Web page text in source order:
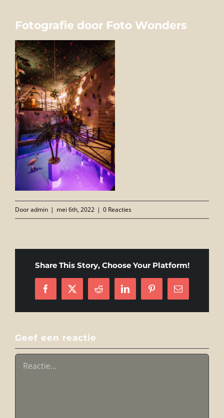
FOTO’S
INFO
OPENINGSTIJDEN
GIFTCARD
CONTACT
Fotografie door Foto Wonders
Dooradmin | mei 6th, 2022 | 0 Reacties
Share This Story, Choose Your Platform!
Facebook
X Reddit LinkedInPinterest
E-
mail
Geef een reactie
Reactie